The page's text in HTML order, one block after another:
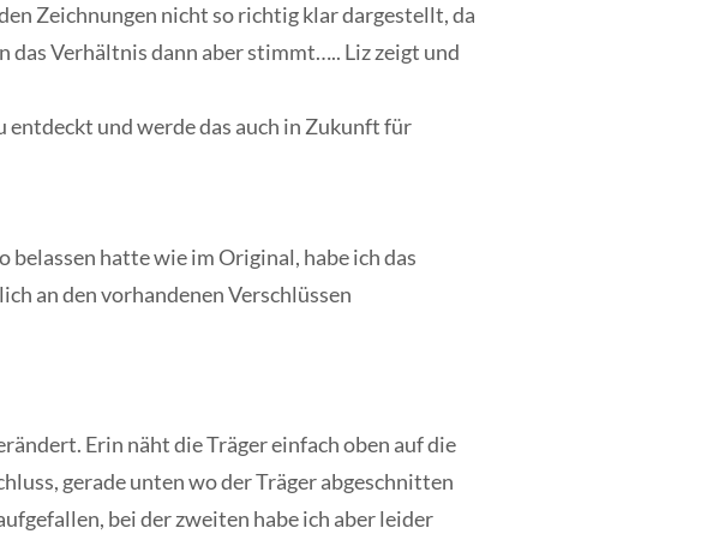
Zeichnungen nicht so richtig klar dargestellt, da
das Verhältnis dann aber stimmt….. Liz zeigt und
entdeckt und werde das auch in Zukunft für
belassen hatte wie im Original, habe ich das
an den vorhandenen Verschlüssen
Erin näht die Träger einfach oben auf die
gerade unten wo der Träger abgeschnitten
bei der zweiten habe ich aber leider